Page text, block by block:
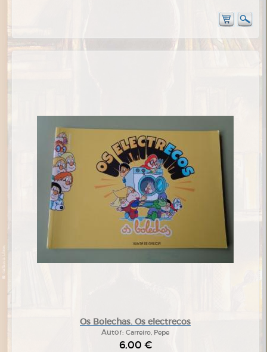
Os Bolechas. Os electrecos
Autor: Carreiro, Pepe
6,00 €